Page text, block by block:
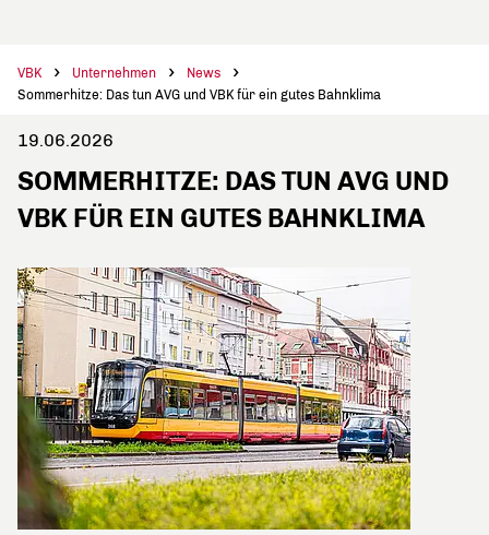
VBK Unternehmen
News
Sommerhitze: Das tun AVG und VBK für ein gutes Bahnklima
19.06.2026
SOMMERHITZE: DAS TUN AVG UND
VBK FÜR EIN GUTES BAHNKLIMA